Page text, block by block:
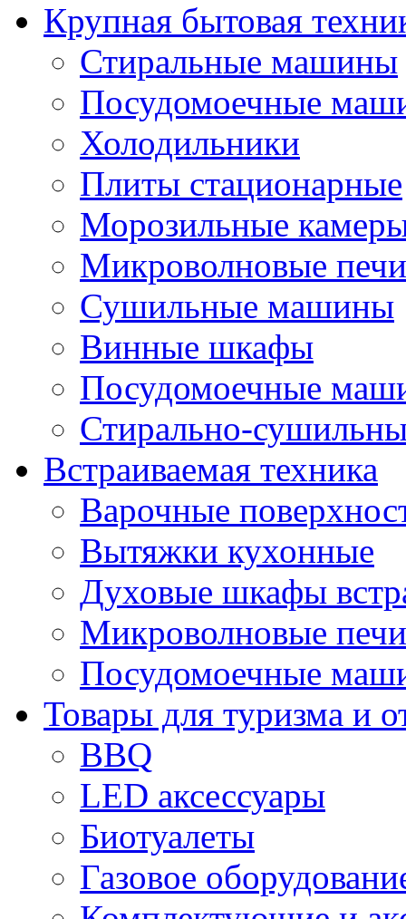
Крупная бытовая
Стиральные машины
Посудомоечные
Холодильники
Плиты стационарные
Морозильные
Микроволновые печи
Сушильные машины
Винные шкафы
Посудомоечные
Стирально-
Встраиваемая техника
Варочные
Вытяжки кухонные
Духовые шкафы
Микроволновые
Посудомоечные
Товары для туризма и
BBQ
LED аксессуары
Биотуалеты
Газовое